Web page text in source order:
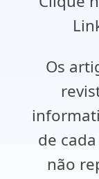
Os
de
não